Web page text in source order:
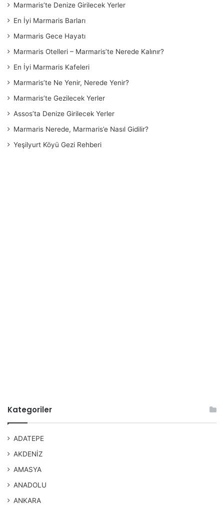
Marmaris’te Denize Girilecek Yerler
En İyi Marmaris Barları
Marmaris Gece Hayatı
Marmaris Otelleri – Marmaris’te Nerede Kalınır?
En İyi Marmaris Kafeleri
Marmaris’te Ne Yenir, Nerede Yenir?
Marmaris’te Gezilecek Yerler
Assos’ta Denize Girilecek Yerler
Marmaris Nerede, Marmaris’e Nasıl Gidilir?
Yeşilyurt Köyü Gezi Rehberi
Kategoriler
ADATEPE
AKDENİZ
AMASYA
ANADOLU
ANKARA